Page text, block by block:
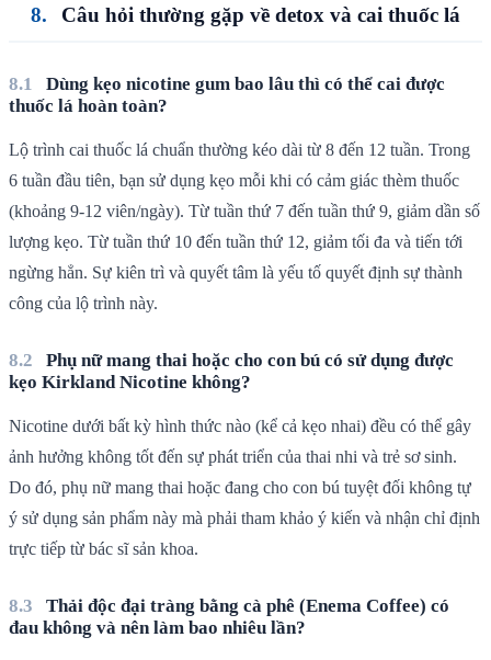
Câu hỏi thường gặp về detox và cai thuốc lá
Dùng kẹo nicotine gum bao lâu thì có thể cai được
thuốc lá hoàn toàn?
Lộ trình cai thuốc lá chuẩn thường kéo dài từ 8 đến 12 tuần. Trong
6 tuần đầu tiên, bạn sử dụng kẹo mỗi khi có cảm giác thèm thuốc
(khoảng 9-12 viên/ngày). Từ tuần thứ 7 đến tuần thứ 9, giảm dần số
lượng kẹo. Từ tuần thứ 10 đến tuần thứ 12, giảm tối đa và tiến tới
ngừng hẳn. Sự kiên trì và quyết tâm là yếu tố quyết định sự thành
công của lộ trình này.
Phụ nữ mang thai hoặc cho con bú có sử dụng được
kẹo Kirkland Nicotine không?
Nicotine dưới bất kỳ hình thức nào (kể cả kẹo nhai) đều có thể gây
ảnh hưởng không tốt đến sự phát triển của thai nhi và trẻ sơ sinh.
Do đó, phụ nữ mang thai hoặc đang cho con bú tuyệt đối không tự
ý sử dụng sản phẩm này mà phải tham khảo ý kiến và nhận chỉ định
trực tiếp từ bác sĩ sản khoa.
Thải độc đại tràng bằng cà phê (Enema Coffee) có
đau không và nên làm bao nhiêu lần?